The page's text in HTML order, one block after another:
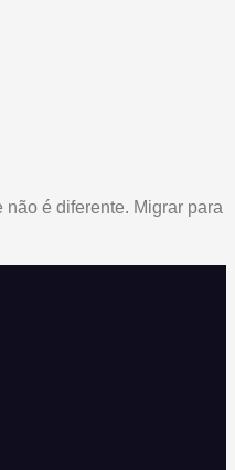
é diferente. Migrar para